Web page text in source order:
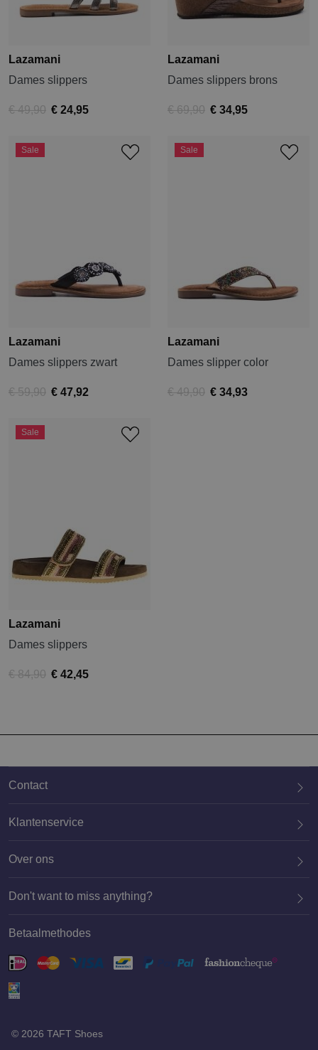
Lazamani
Dames slippers
€ 49,90 € 24,95
Lazamani
Dames slippers brons
€ 69,90 € 34,95
Sale
Lazamani
Dames slippers zwart
€ 59,90 € 47,92
Sale
Lazamani
Dames slipper color
€ 49,90 € 34,93
Sale
Lazamani
Dames slippers
€ 84,90 € 42,45
Contact
020 659 3444
Klantenservice
Over ons
Don't want to miss anything?
Betaalmethodes
© 2026 TAFT Shoes